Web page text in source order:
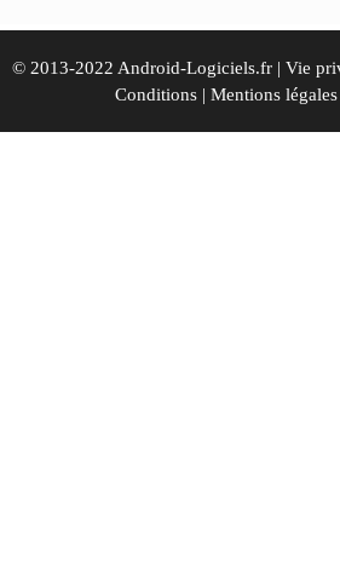
© 2013-2022 Android-Logiciels.fr | Vie
Conditions | Mentions légales